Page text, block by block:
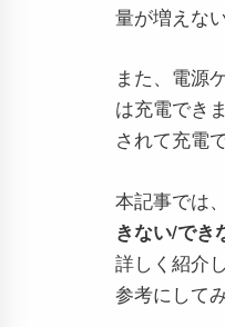
量が増えな
また、電源
は充電でき
されて充電
本記事では、
きない/でき
詳しく紹介
参考にして